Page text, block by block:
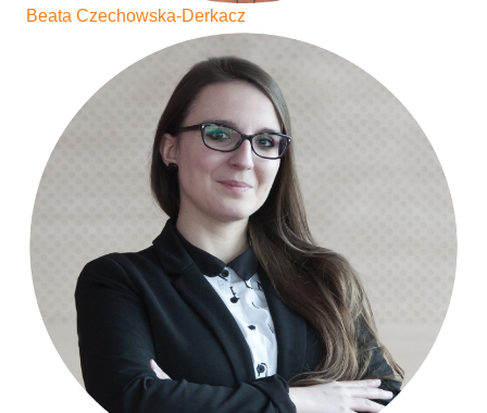
Beata Czechowska-Derkacz